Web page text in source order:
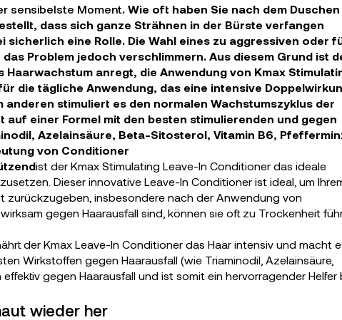
sensibelste Moment. Wie oft haben Sie nach dem Duschen
dass sich ganze Strähnen in der Bürste verfangen
eine Rolle. Die Wahl eines zu aggressiven oder
Problem jedoch verschlimmern. Aus diesem Grund ist
anregt, die Anwendung von Kmax
die tägliche Anwendung, das eine intensive
stimuliert es den normalen Wachstumszyklus der
einer Formel mit den besten stimulierenden und gegen
Azelainsäure, Beta-Sitosterol, Vitamin B6,
von Conditioner
ist der Kmax Stimulating Leave-In Conditioner das ideale
Dieser innovative Leave-In Conditioner ist ideal, um
insbesondere nach der Anwendung von
gegen Haarausfall sind, können sie oft zu Trockenheit
der Kmax Leave-In Conditioner das Haar intensiv und macht
Wirkstoffen gegen Haarausfall (wie Triaminodil, Azelainsäure,
gegen Haarausfall und ist somit ein hervorragender Helfer
wieder her